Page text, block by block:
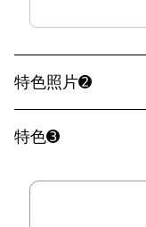
特色照片➋
特色➌